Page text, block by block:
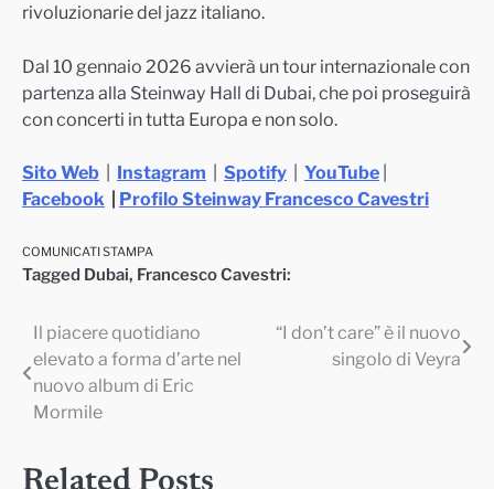
rivoluzionarie del jazz italiano.
Dal 10 gennaio 2026 avvierà un tour internazionale con
partenza alla Steinway Hall di Dubai, che poi proseguirà
con concerti in tutta Europa e non solo.
Sito Web | Instagram | Spotify | YouTube |
Facebook | Profilo Steinway Francesco Cavestri
COMUNICATI STAMPA
Tagged Dubai, Francesco Cavestri:
Navigazione
articoli
Il piacere quotidiano
elevato a forma d’arte nel
nuovo album di Eric
Mormile
“I don’t care” è il nuovo
singolo di Veyra